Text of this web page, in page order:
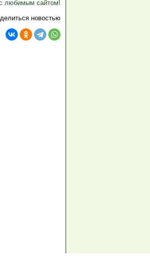
любимым сайтом!
новостью